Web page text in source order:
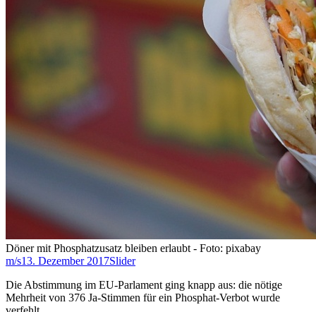
Döner mit Phosphatzusatz bleiben erlaubt - Foto: pixabay
m/s13. Dezember 2017Slider
Die Abstimmung im EU-Parlament ging knapp aus: die nötige
Mehrheit von 376 Ja-Stimmen für ein Phosphat-Verbot wurde